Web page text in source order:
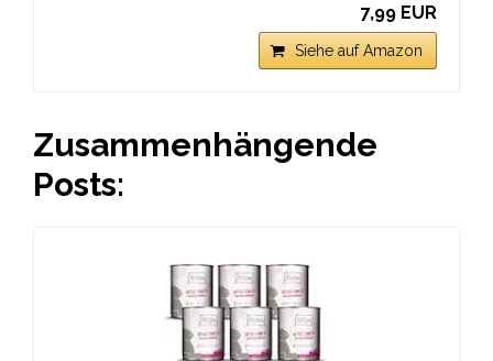
7,99 EUR
Siehe auf Amazon
Zusammenhängende
Posts: